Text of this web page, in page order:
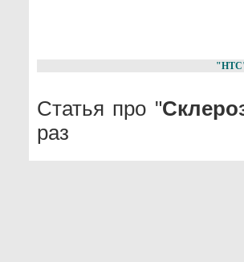
Статья про "
раз